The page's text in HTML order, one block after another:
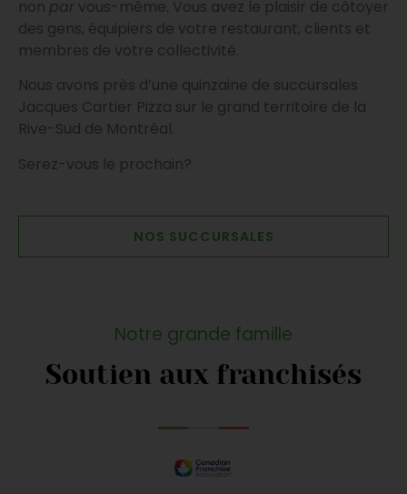
non par vous-même. Vous avez le plaisir de côtoyer
des gens, équipiers de votre restaurant, clients et
membres de votre collectivité.
Nous avons près d’une quinzaine de succursales
Jacques Cartier Pizza sur le grand territoire de la
Rive-Sud de Montréal.
Serez-vous le prochain?
NOS SUCCURSALES
Notre grande famille
Soutien aux franchisés